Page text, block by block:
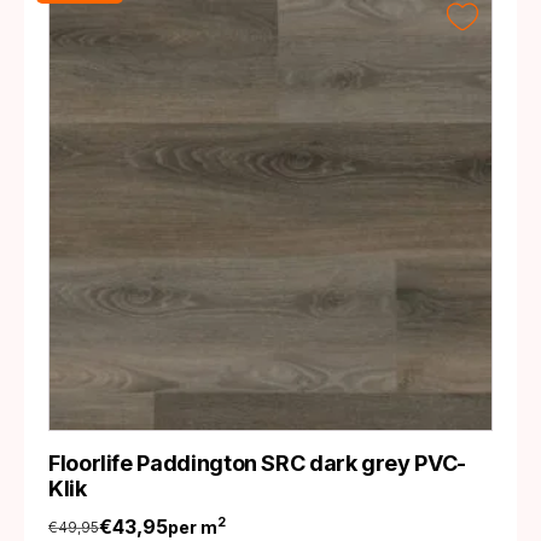
Floorlife Paddington SRC dark grey PVC-
Klik
€49,95€43,95per m2